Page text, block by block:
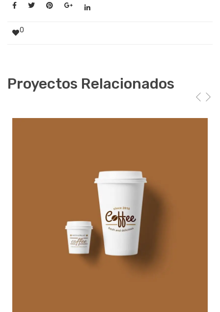
0
Proyectos Relacionados